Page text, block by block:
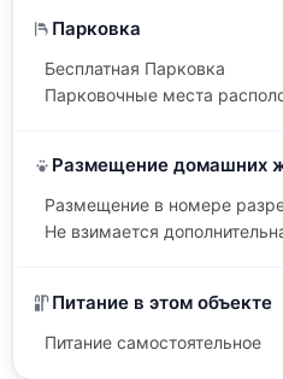
Парковка
Бесплатная Парковка
Парковочные места
Размещение домашних
Размещение в номере
Не взимается
Питание в этом объекте
Питание самостоятельное